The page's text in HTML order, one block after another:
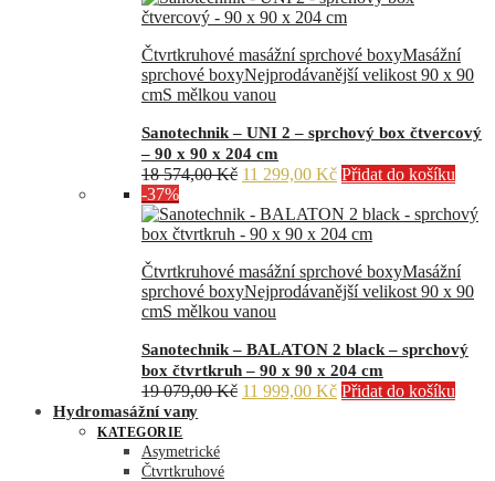
Čtvrtkruhové masážní sprchové boxyMasážní
sprchové boxyNejprodávanější velikost 90 x 90
cmS mělkou vanou
Sanotechnik – UNI 2 – sprchový box čtvercový
– 90 x 90 x 204 cm
18 574,00Kč Původní
byla:
18
11 299,00 KčAktuální
je:
11
Přidat do košíku
-37%
Čtvrtkruhové masážní sprchové boxyMasážní
sprchové boxyNejprodávanější velikost 90 x 90
cmS mělkou vanou
Sanotechnik – BALATON 2 black – sprchový
box čtvrtkruh – 90 x 90 x 204 cm
19 079,00Kč Původní
11 999,00 KčAktuální
Přidat do košíku
Hydromasážní vany
KATEGORIE
Asymetrické
Čtvrtkruhové